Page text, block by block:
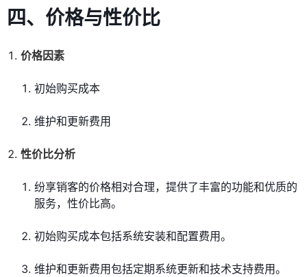
四、价格与性价比
价格因素
初始购买成本
维护和更新费用
性价比分析
纷享销客的价格相对合理，提供了丰富的功能和优质的
服务，性价比高。
初始购买成本包括系统安装和配置费用。
维护和更新费用包括定期系统更新和技术支持费用。